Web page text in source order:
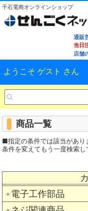
千石電商オンラインショップ
通販
当日
店舗
ようこそ ゲスト さん
＋ 電子工作部品
商品一覧
■指定の条件では該当があり
条件を変えてもう一度検索し